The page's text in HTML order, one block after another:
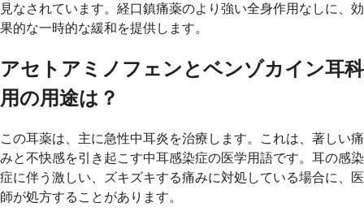
見なされています。経口鎮痛薬のより強い全身作用なしに、効
果的な一時的な緩和を提供します。
アセトアミノフェンとベンゾカイン耳科
用の用途は？
この耳薬は、主に急性中耳炎を治療します。これは、著しい痛
みと不快感を引き起こす中耳感染症の医学用語です。耳の感染
症に伴う激しい、ズキズキする痛みに対処している場合に、医
師が処方することがあります。